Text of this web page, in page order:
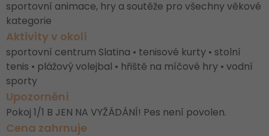
sportovní animace, hry a soutěže pro všechny věkové
kategorie
Aktivity v okolí
sportovní centrum Slatina • tenisové kurty • stolní
tenis • plážový volejbal • hřiště na míčové hry • vodní
sporty
Upozornění
Pokoj 1/1 B JEN NA VYŽÁDÁNÍ! Pes není povolen.
Cena zahrnuje